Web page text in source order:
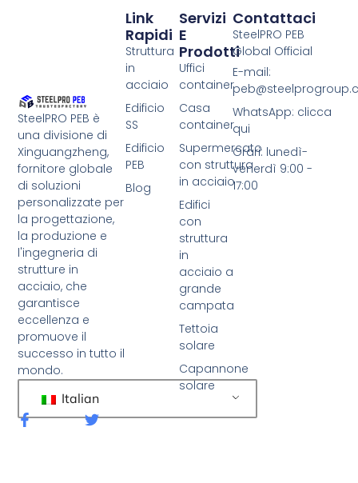
SteelPRO PEB è
una divisione di
Xinguangzheng,
fornitore globale
di soluzioni
personalizzate per
la progettazione,
la produzione e
l'ingegneria di
strutture in
acciaio, che
garantisce
eccellenza e
promuove il
successo in tutto il
mondo.
Italian
F
a
C
Servizi
E
Prodotti
Uffici
container
Casa
container
Supermercato
con struttura
in acciaio
Edifici
con
struttura
in
acciaio a
grande
campata
Tettoia
solare
Capannone
solare
Link
Rapidi
Struttura
in
acciaio
Edificio
SS
Edificio
PEB
Blog
Contattaci
SteelPRO PEB
Global Official
E-mail:
WhatsApp: clicca
qui
Orari: lunedì-
venerdì 9:00 -
17:00